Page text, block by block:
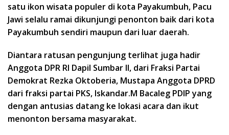
satu ikon wisata populer di kota Payakumbuh, Pacu
Jawi selalu ramai dikunjungi penonton baik dari kota
Payakumbuh sendiri maupun dari luar daerah.
Diantara ratusan pengunjung terlihat juga hadir
Anggota DPR RI Dapil Sumbar II, dari Fraksi Partai
Demokrat Rezka Oktoberia, Mustapa Anggota DPRD
dari fraksi partai PKS, Iskandar.M Bacaleg PDIP yang
dengan antusias datang ke lokasi acara dan ikut
menonton bersama masyarakat.